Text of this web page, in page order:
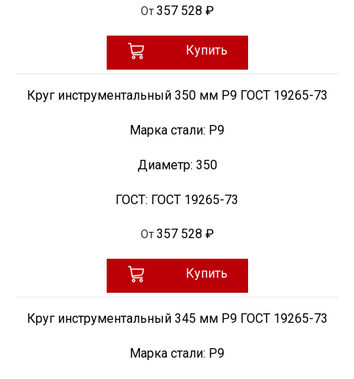
От 357 528 ₽
Купить
Круг инструментальный 350 мм Р9 ГОСТ 19265-73
Марка стали: Р9
Диаметр: 350
ГОСТ: ГОСТ 19265-73
От 357 528 ₽
Купить
Круг инструментальный 345 мм Р9 ГОСТ 19265-73
Марка стали: Р9